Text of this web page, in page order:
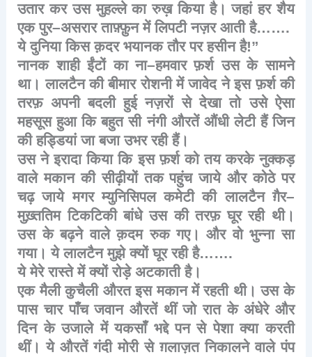
उतार कर उस मुहल्ले का रुख़ किया है। जहां हर शैय
एक पुर–असरार ताफ़्फ़ुन में लिपटी नज़र आती है…….
ये दुनिया किस क़दर भयानक तौर पर हसीन है!”
नानक शाही ईंटों का ना–हमवार फ़र्श उस के सामने
था। लालटैन की बीमार रोशनी में जावेद ने इस फ़र्श की
तरफ़ अपनी बदली हुई नज़रों से देखा तो उसे ऐसा
महसूस हुआ कि बहुत सी नंगी औरतें औंधी लेटी हैं जिन
की हड्डियां जा बजा उभर रही हैं।
उस ने इरादा किया कि इस फ़र्श को तय करके नुक्कड़
वाले मकान की सीढ़ीयों तक पहुंच जाये और कोठे पर
चढ़ जाये मगर म्युनिसिपल कमेटी की लालटैन ग़ैर–
मुख़्ततिम टिकटिकी बांधे उस की तरफ़ घूर रही थी।
उस के बढ़ने वाले क़दम रुक गए। और वो भुन्ना सा
गया। ये लालटैन मुझे क्यों घूर रही है…….
ये मेरे रास्ते में क्यों रोड़े अटकाती है।
एक मैली कुचैली औरत इस मकान में रहती थी। उस के
पास चार पाँच जवान औरतें थीं जो रात के अंधेरे और
दिन के उजाले में यकसाँ भद्दे पन से पेशा क्या करती
थीं। ये औरतें गंदी मोरी से ग़लाज़त निकालने वाले पंप